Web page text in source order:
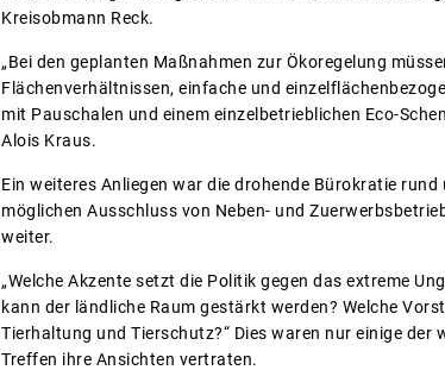
Kreisobmann Reck.
„Bei den geplanten Maßnahmen zur Ökoregelung
Flächenverhältnissen, einfache und
mit Pauschalen und einem einzelbetrieblichen Eco-
Alois Kraus.
Ein weiteres Anliegen war die drohende Bürokratie
möglichen Ausschluss von Neben- und
weiter.
„Welche Akzente setzt die Politik gegen das extreme
kann der ländliche Raum gestärkt werden? Welche
Tierhaltung und Tierschutz?“ Dies waren nur einige
Treffen ihre Ansichten vertraten.